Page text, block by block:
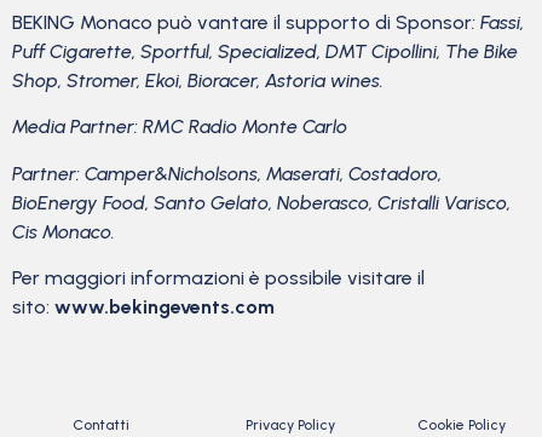
BEKING Monaco può vantare il supporto di Sponsor: Fassi,
Puff Cigarette, Sportful, Specialized, DMT Cipollini, The Bike
Shop, Stromer, Ekoi, Bioracer, Astoria wines.
Media Partner: RMC Radio Monte Carlo
Partner: Camper&Nicholsons, Maserati, Costadoro,
BioEnergy Food, Santo Gelato, Noberasco, Cristalli Varisco,
Cis Monaco.
Per maggiori informazioni è possibile visitare il
sito: www.bekingevents.com
Contatti Privacy Policy Cookie Policy